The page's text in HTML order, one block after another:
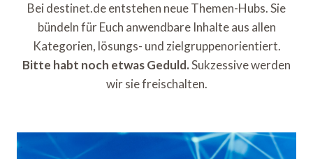
Bei destinet.de entstehen neue Themen-Hubs. Sie
bündeln für Euch anwendbare Inhalte aus allen
Kategorien, lösungs- und zielgruppenorientiert.
Bitte habt noch etwas Geduld.Sukzessive werden
wir sie freischalten.